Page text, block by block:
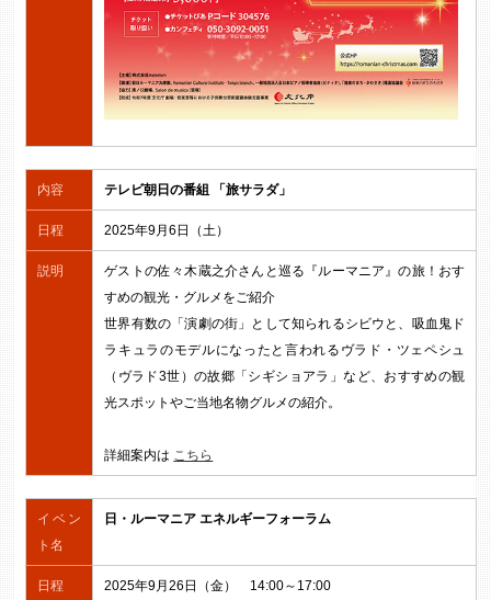
内容 テレビ朝日の番組 「旅サラダ」
日程 2025年9月6日（土）
説明
ゲストの佐々木蔵之介さんと巡る『ルーマニア』の旅！おす
すめの観光・グルメをご紹介
世界有数の「演劇の街」として知られるシビウと、吸血鬼ド
ラキュラのモデルになったと言われるヴラド・ツェペシュ
（ヴラド3世）の故郷「シギショアラ」など、おすすめの観
光スポットやご当地名物グルメの紹介。
詳細案内は こちら
イベン
ト名
日・ルーマニア エネルギーフォーラム
日程 2025年9月26日（金） 14:00～17:00